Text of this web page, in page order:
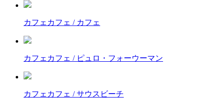
カフェカフェ / カフェ
カフェカフェ / ピュロ・フォーウーマン
カフェカフェ / サウスビーチ